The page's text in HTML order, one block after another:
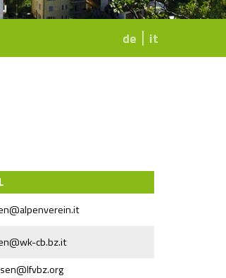
de it
alpenverein.it
wk-cb.bz.it
lfvbz.org